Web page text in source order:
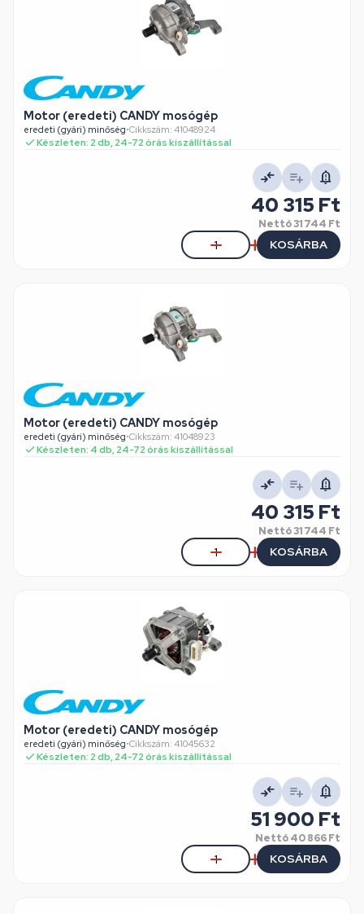
Motor (eredeti) CANDY mosógép
eredeti (gyári) minőség•Cikkszám: 41048924
Készleten: 2 db, 24-72 órás kiszállítással
40 315 Ft
Nettó31 744 Ft
KOSÁRBA
Motor (eredeti) CANDY mosógép
eredeti (gyári) minőség•Cikkszám: 41048923
Készleten: 4 db, 24-72 órás kiszállítással
40 315 Ft
Nettó31 744 Ft
KOSÁRBA
Motor (eredeti) CANDY mosógép
eredeti (gyári) minőség•Cikkszám: 41045632
Készleten: 2 db, 24-72 órás kiszállítással
51 900 Ft
Nettó40 866 Ft
KOSÁRBA